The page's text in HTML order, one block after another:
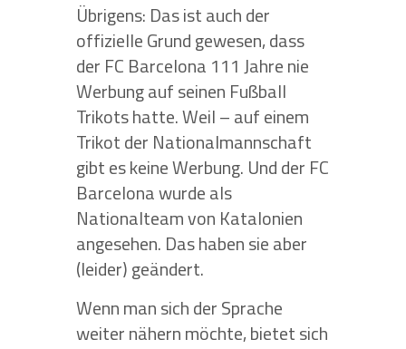
Übrigens: Das ist auch der
offizielle Grund gewesen, dass
der FC Barcelona 111 Jahre nie
Werbung auf seinen Fußball
Trikots hatte. Weil – auf einem
Trikot der Nationalmannschaft
gibt es keine Werbung. Und der FC
Barcelona wurde als
Nationalteam von Katalonien
angesehen. Das haben sie aber
(leider) geändert.
Wenn man sich der Sprache
weiter nähern möchte, bietet sich